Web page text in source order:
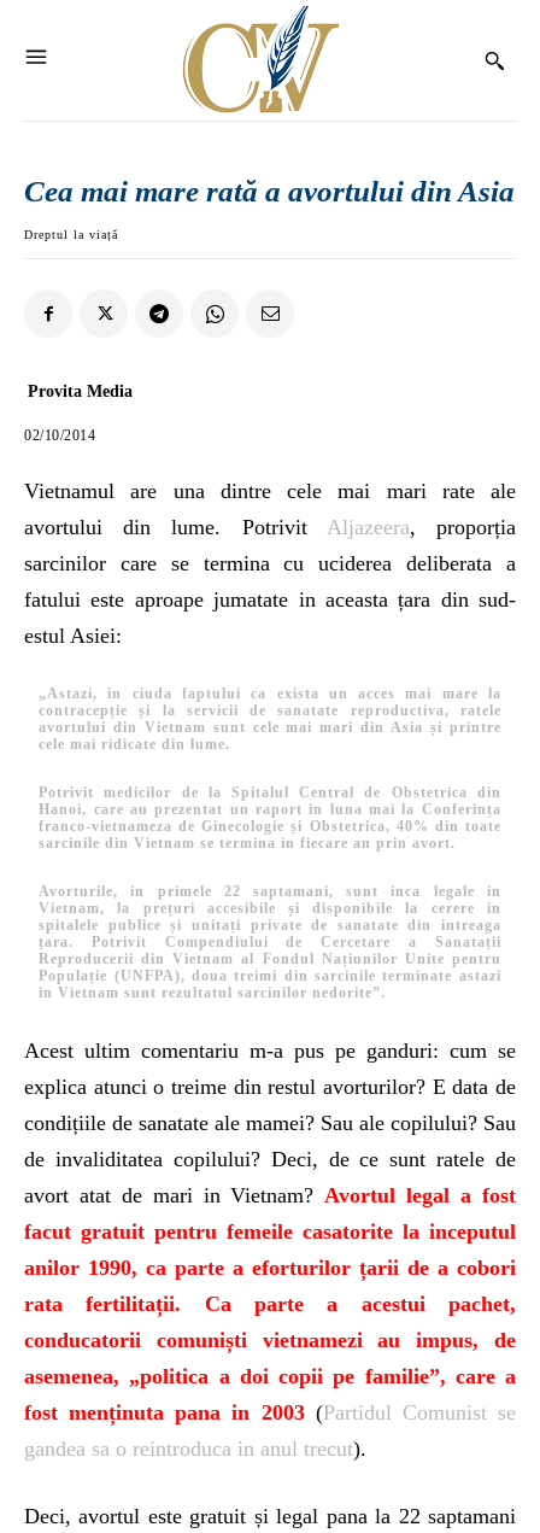
Cea mai mare rată a avortului din Asia
Dreptul la viață
Provita Media
02/10/2014
Vietnamul are una dintre cele mai mari rate ale
avortului din lume. Potrivit Aljazeera, proporția
sarcinilor care se termina cu uciderea deliberata a
fatului este aproape jumatate in aceasta țara din sud-
estul Asiei:
„Astazi, in ciuda faptului ca exista un acces mai mare la
contracepție și la servicii de sanatate reproductiva, ratele
avortului din Vietnam sunt cele mai mari din Asia și printre
cele mai ridicate din lume.
Potrivit medicilor de la Spitalul Central de Obstetrica din
Hanoi, care au prezentat un raport in luna mai la Conferința
franco-vietnameza de Ginecologie și Obstetrica, 40% din toate
sarcinile din Vietnam se termina in fiecare an prin avort.
Avorturile, in primele 22 saptamani, sunt inca legale in
Vietnam, la prețuri accesibile și disponibile la cerere in
spitalele publice și unitați private de sanatate din intreaga
țara. Potrivit Compendiului de Cercetare a Sanatații
Reproducerii din Vietnam al Fondul Națiunilor Unite pentru
Populație (UNFPA), doua treimi din sarcinile terminate astazi
in Vietnam sunt rezultatul sarcinilor nedorite”.
Acest ultim comentariu m-a pus pe ganduri: cum se
explica atunci o treime din restul avorturilor? E data de
condițiile de sanatate ale mamei? Sau ale copilului? Sau
de invaliditatea copilului? Deci, de ce sunt ratele de
avort atat de mari in Vietnam?Avortul legal a fost
facut gratuit pentru femeile casatorite la inceputul
anilor 1990, ca parte a eforturilor țarii de a cobori
rata fertilitații. Ca parte a acestui pachet,
conducatorii comuniști vietnamezi au impus, de
asemenea, „politica a doi copii pe familie”, care a
fost menținuta pana in 2003(Partidul Comunist se
gandea sa o reintroduca in anul trecut).
Deci, avortul este gratuit și legal pana la 22 saptamani